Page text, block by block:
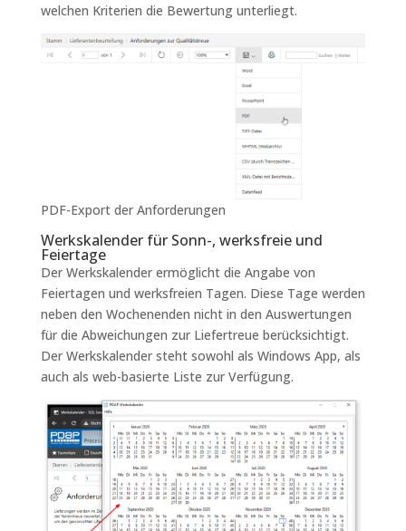
welchen Kriterien die Bewertung unterliegt.
PDF-Export der Anforderungen
Werkskalender für Sonn-, werksfreie und
Feiertage
Der Werkskalender ermöglicht die Angabe von
Feiertagen und werksfreien Tagen. Diese Tage werden
neben den Wochenenden nicht in den Auswertungen
für die Abweichungen zur Liefertreue berücksichtigt.
Der Werkskalender steht sowohl als Windows App, als
auch als web-basierte Liste zur Verfügung.